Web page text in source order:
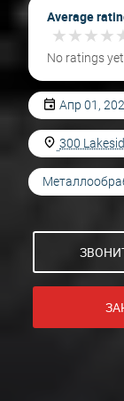
Average
★★★★
★★★★
No ratings yet
Апр 01,
300